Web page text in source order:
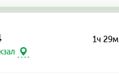
1ч 29м